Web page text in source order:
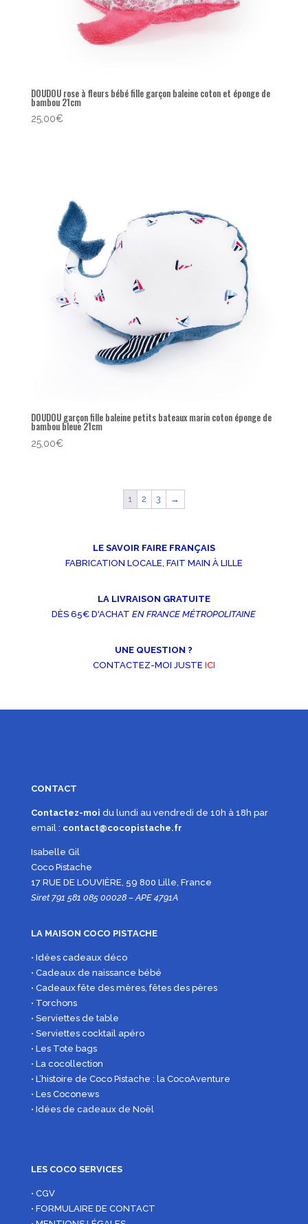
DOUDOU rose à fleurs bébé fille garçon baleine coton et éponge de
bambou 21cm
25,00€
DOUDOU garçon fille baleine petits bateaux marin coton éponge de
bambou bleue 21cm
25,00€
1 2 3 →
LE SAVOIR FAIRE FRANÇAIS
FABRICATION LOCALE, FAIT MAIN À LILLE
LA LIVRAISON GRATUITE
DÈS 65€ D'ACHATEN FRANCE MÉTROPOLITAINE
UNE QUESTION ?
CONTACTEZ-MOI JUSTE ICI
CONTACT
Contactez-moi du lundi au vendredi de 10h à 18h par
email : contact@cocopistache.fr
Isabelle Gil
Coco Pistache
17 RUE DE LOUVIÈRE, 59 800 Lille, France
Siret 791 581 085 00028 – APE 4791A
LA MAISON COCO PISTACHE
• Idées cadeaux déco
• Cadeaux de naissance bébé
• Cadeaux fête des mères, fêtes des pères
• Torchons
• Serviettes de table
• Serviettes cocktail apéro
• Les Tote bags
• La cocollection
• L’histoire de Coco Pistache : la CocoAventure
• Les Coconews
• Idées de cadeaux de Noël
LES COCO SERVICES
• CGV
• FORMULAIRE DE CONTACT